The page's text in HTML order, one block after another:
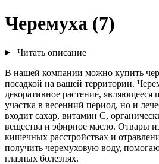
Черемуха (7)
Читать описание
В нашей компании можно купить
посадкой на вашей территории.
декоративное растение,
участка в весенний период, но и
входит сахар, витамин C,
вещества и эфирное масло. Отвары
кишечных расстройствах и
получить черемуховую воду,
глазных болезнях.